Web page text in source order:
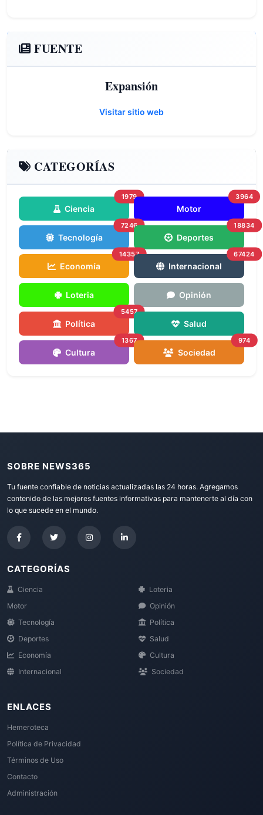
FUENTE
Expansión
Visitar sitio web
CATEGORÍAS
Ciencia
1979
Motor
3964
Tecnología
7246
Deportes
18834
Economía
14357
Internacional
67424
Loteria Opinión
Política
5457
Salud
Cultura
1367
Sociedad
974
SOBRE NEWS365
Tu fuente confiable de noticias actualizadas las 24 horas. Agregamos
contenido de las mejores fuentes informativas para mantenerte al día con
lo que sucede en el mundo.
CATEGORÍAS
Ciencia
Motor
Tecnología
Deportes
Economía
Internacional
Loteria
Opinión
Política
Salud
Cultura
Sociedad
ENLACES
Hemeroteca
Política de Privacidad
Términos de Uso
Contacto
Administración